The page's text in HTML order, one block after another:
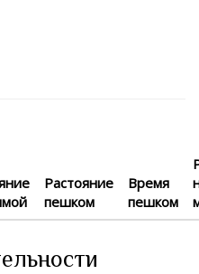
Растояние
пешком
Время
пешком